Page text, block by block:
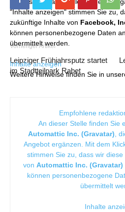
"Inhalte anzeigen" stimmen Sie zu,
zukünftige Inhalte von Facebook,
können personenbezogene Daten
übermittelt werden.
Inhalte anzeigen
Weitere Hinweise finden Sie in
Vorheriger Artikel
Leipziger Frühjahrsputz startet
im Stadtteilpark Rabet
Empfohlene
An dieser Stelle finden Sie
Automattic Inc. (Gravatar) ,
Angebot ergänzen. Mit dem
stimmen Sie zu, dass wir
von Automattic Inc. (Gravatar)
können personenbezogene
übermittelt
Inhalte